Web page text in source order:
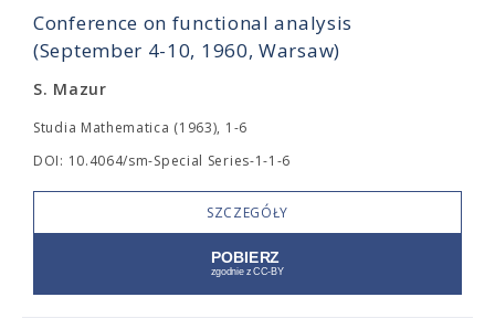
Conference on functional analysis
(September 4-10, 1960, Warsaw)
S. Mazur
Studia Mathematica (1963), 1-6
DOI: 10.4064/sm-Special Series-1-1-6
SZCZEGÓŁY